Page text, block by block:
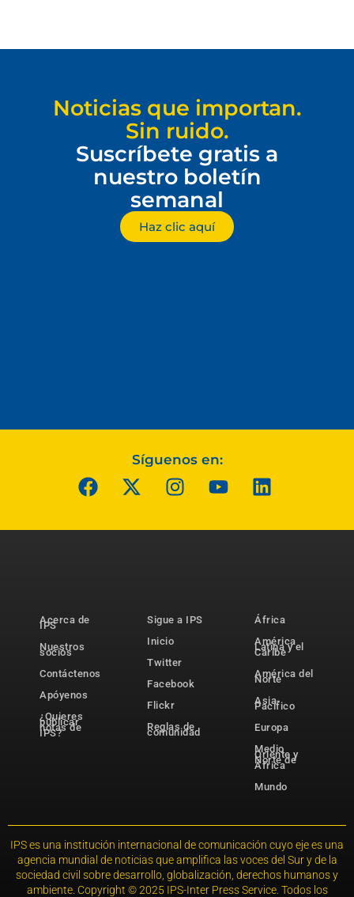
Noticias que importan.
Sin ruido.
Suscríbete gratis a
nuestro boletín
semanal
Haz clic aquí
Síguenos en:
Acerca de
IPS
Nuestros
socios
Contáctenos
Apóyenos
¿Quieres
publicar
notas de
IPS?
Sigue a IPS
Inicio
Twitter
Facebook
Flickr
Reglas de
comunidad
África
América
Latina y el
Caribe
América del
Norte
Asia-
Pacífico
Europa
Medio
Oriente y
Norte de
África
Mundo
IPS es una institución internacional de comunicación cuyo eje es una
agencia mundial de noticias que amplifica las voces del Sur y de la
sociedad civil sobre desarrollo, globalización, derechos humanos y
ambiente. Copyright © 2025 IPS-Inter Press Service. Todos los